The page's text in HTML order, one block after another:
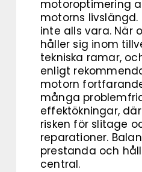
motoroptimering
motorns livslängd.
inte alls vara. När
håller sig inom
tekniska ramar,
enligt
motorn
många
effektökningar,
risken för slitage
reparationer.
prestanda och
central.